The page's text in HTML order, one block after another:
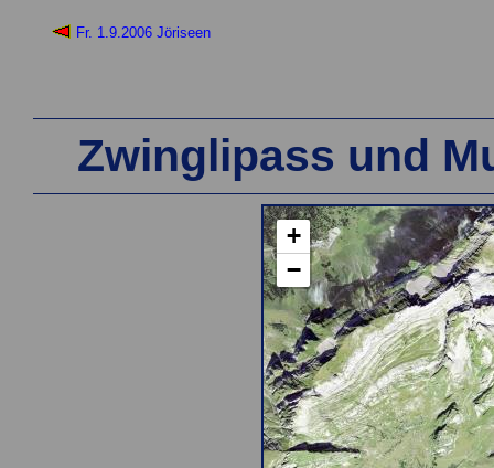
Fr. 1.9.2006 Jöriseen
Zwinglipass und
+
−